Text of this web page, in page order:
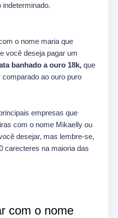
indeterminado.
o nome maria que
você deseja pagar um
banhado a ouro 18k, que
ao ouro puro
empresas que
com o nome Mikaelly ou
desejar, mas lembre-se,
carecteres na maioria das
com o nome